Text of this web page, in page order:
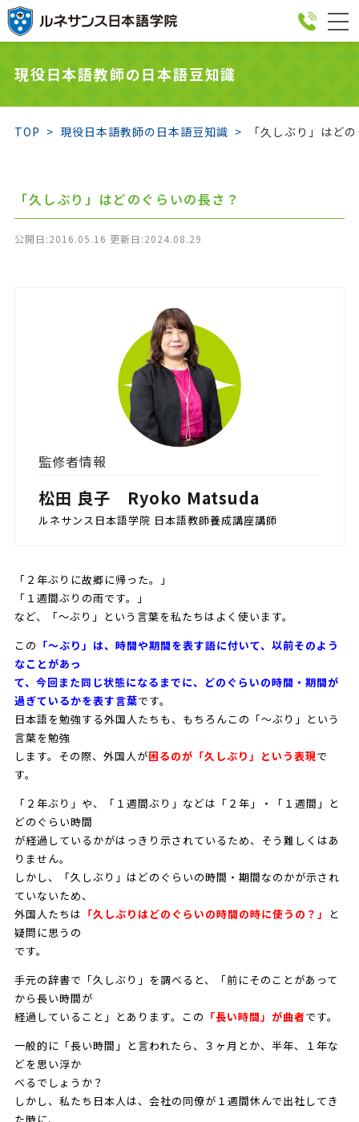
現役日本語教師の日本語豆知識
TOP 現役日本語教師の日本語豆知識 「久しぶり」はど
「久しぶり」はどのぐらいの長さ？
公開日:2016.05.16 更新日:2024.08.29
監修者情報
松田 良子 Ryoko Matsuda
ルネサンス日本語学院 日本語教師養成講座講師
「２年ぶりに故郷に帰った。」
「１週間ぶりの雨です。」
など、「～ぶり」という言葉を私たちはよく使います。
この 「～ぶり」は、時間や期間を表す語に付いて、以前そのよう
なことがあっ
て、今回また同じ状態になるまでに、どのぐらいの時間・期間が
過ぎているかを表す言葉です。
日本語を勉強する外国人たちも、もちろんこの「～ぶり」という
言葉を勉強
します。その際、外国人が困るのが「久しぶり」という表現で
す。
「２年ぶり」や、「１週間ぶり」などは「２年」・「１週間」と
どのぐらい時間
が経過しているかがはっきり示されているため、そう難しくはあ
りません。
しかし、「久しぶり」はどのぐらいの時間・期間なのかが示され
ていないため、
外国人たちは 「久しぶりはどのぐらいの時間の時に使うの？」
と
疑問に思うの
です。
手元の辞書で「久しぶり」を調べると、「前にそのことがあって
から長い時間が
経過していること」とあります。この 「長い時間」が曲者です。
一般的に「長い時間」と言われたら、３ヶ月とか、半年、１年な
どを思い浮か
べるでしょうか？
しかし、私たち日本人は、会社の同僚が１週間休んで出社してき